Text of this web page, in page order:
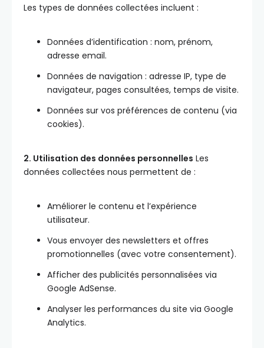
Les types de données collectées incluent :
Données d’identification : nom, prénom,
adresse email.
Données de navigation : adresse IP, type de
navigateur, pages consultées, temps de visite.
Données sur vos préférences de contenu (via
cookies).
2. Utilisation des données personnelles Les
données collectées nous permettent de :
Améliorer le contenu et l’expérience
utilisateur.
Vous envoyer des newsletters et offres
promotionnelles (avec votre consentement).
Afficher des publicités personnalisées via
Google AdSense.
Analyser les performances du site via Google
Analytics.